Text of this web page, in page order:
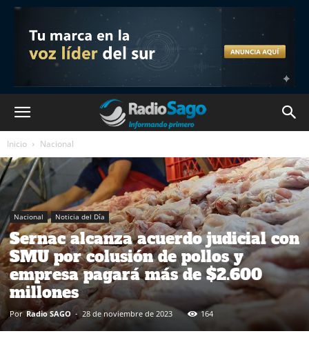
Inicio Nacional
Nacional Noticia del Día
Sernac alcanza acuerdo judicial con
SMU por colusión de pollos y
empresa pagará más de $2.600
millones
Por Radio SAGO - 28 de noviembre de 2023 164